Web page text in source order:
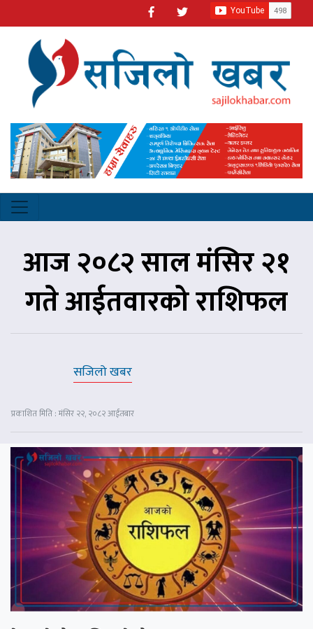
आज २०८२ साल मंसिर २१
गते आईतवारको राशिफल
सजिलो खबर
प्रकाशित मिति : मंसिर २२, २०८२ आईतबार